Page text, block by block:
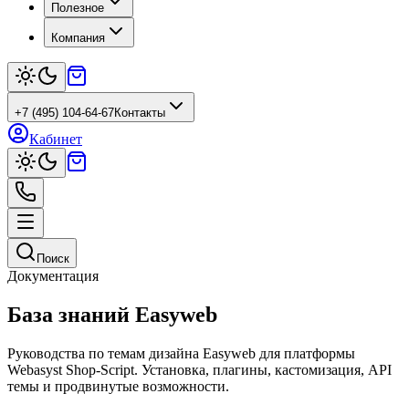
Полезное
Компания
+7 (495) 104-64-67Контакты
Кабинет
Поиск
Документация
База знаний Easyweb
Руководства по темам дизайна Easyweb для платформы
Webasyst Shop-Script. Установка, плагины, кастомизация, API
темы и продвинутые возможности.